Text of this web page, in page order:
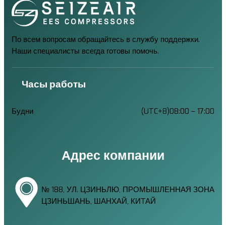
По всем вопросам обращайтесь в службу поддержки.
Наши специалисты всегда готовы помочь.
Часы работы
Будни (UTC+8)08:00 – 17:00
Адрес компании
№ 188, УЛ. ЦЗИНЬЛЮ, ПРОМЫШЛЕННАЯ ЗОНА
ЦЗИНЬШАНЬ, ШАНХАЙ, КИТАЙ